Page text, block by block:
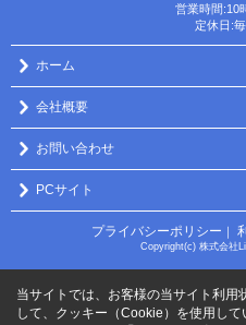
営業時間:10
定休日:
ホーム
会社概要
お問い合わせ
PCサイト
プライバシーポリシー ｜
Copyright(c) 株式会社
当サイトでは、お客様の当サイト利用
して、クッキー（Cookie）を使用して